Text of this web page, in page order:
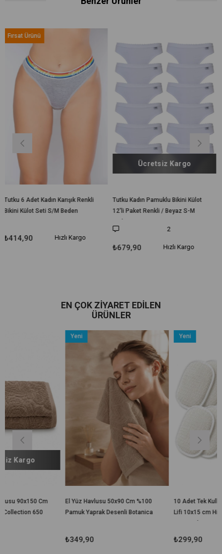
Renkli
Beden
Hızlı Kargo
Tutku Kadın Pamuklu Bikini Külot
12'li Paket Renkli / Beyaz S-M
2
Ücretsiz Kargo
Hızlı Kargo
Tutku 12li Kadın
Külot Pamuklu
EN ÇOK ZIYARET EDILEN
ÜRÜNLER
El Yüz Havlusu 50x90 Cm %100
Pamuk Yaprak Desenli Botanica
10 Adet Tek Kullanımlık Banyo
Lifi 10x15 cm Hijyenik El
Yeni
Ürün